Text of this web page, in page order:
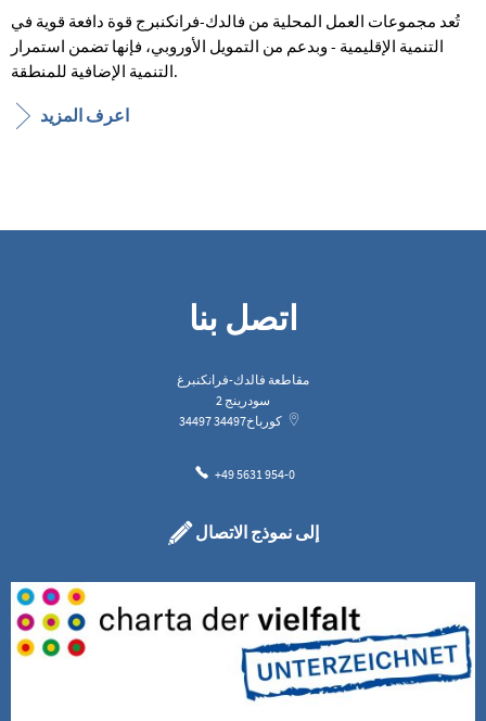
تُعد مجموعات العمل المحلية من فالدك-فرانكنبرج قوة دافعة قوية في
التنمية الإقليمية - وبدعم من التمويل الأوروبي، فإنها تضمن استمرار
التنمية الإضافية للمنطقة.
اعرف المزيد
اتصل بنا
مقاطعة فالدك-فرانكنبرغ
سودرينج 2
34497
كورباخ34497
+49 5631 954-0
إلى نموذج الاتصال